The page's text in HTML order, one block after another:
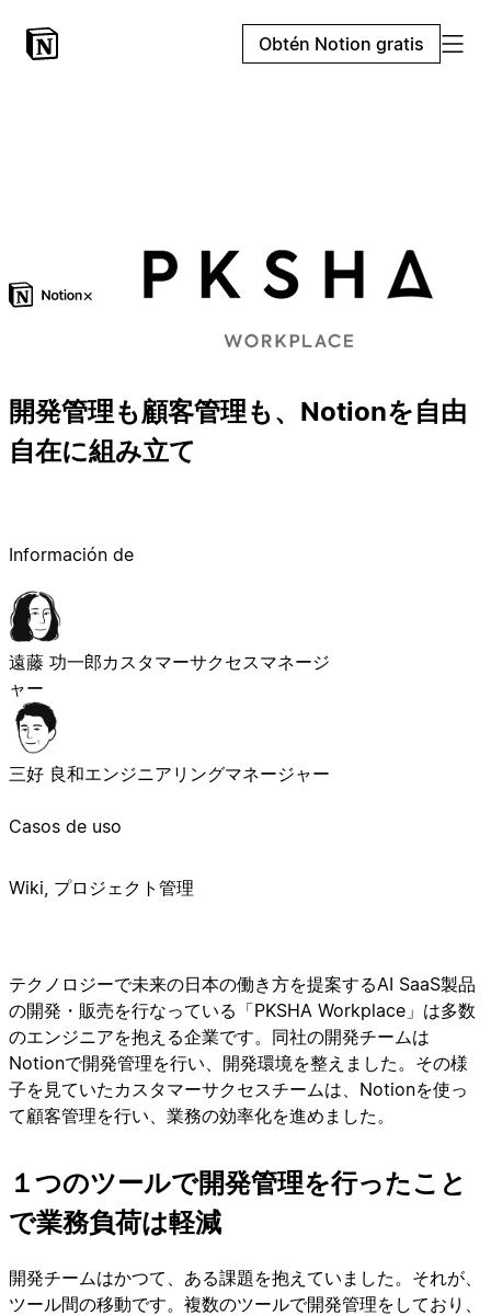
Obtén Notion gratis
×
開発管理も顧客管理も、Notionを自由
自在に組み立て
テクノロジーで未来の日本の働き方を提案するAI SaaS製品
の開発・販売を行なっている「PKSHA Workplace」は多数
のエンジニアを抱える企業です。同社の開発チームは
Notionで開発管理を行い、開発環境を整えました。その様
子を見ていたカスタマーサクセスチームは、Notionを使っ
て顧客管理を行い、業務の効率化を進めました。
１つのツールで開発管理を行ったこと
で業務負荷は軽減
開発チームはかつて、ある課題を抱えていました。それが、
ツール間の移動です。複数のツールで開発管理をしており、
Información de
遠藤 功一郎カスタマーサクセスマネージ
ャー
三好 良和エンジニアリングマネージャー
Casos de uso
Wiki, プロジェクト管理